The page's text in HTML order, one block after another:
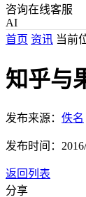
咨询在线客服
AI
首页 资讯 当前
知乎与
发布来源： 佚名
发布时间：
返回列表
分享